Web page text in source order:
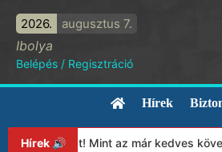
2026. augusztus 7.
Ibolya
Belépés / Regisztráció
Hírek
Hírek 🔊Mint az már kedves